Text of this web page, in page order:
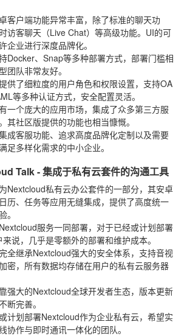
客户端功能异常丰富，除了标准的聊天功
访客聊天（Live Chat）等高级功能。UI的可
企业进行深度品牌化。
Docker、Snap等多种部署方式，部署门槛相
团队非常友好。
供了细粒度的用户角色和权限设置，支持OA
等多种认证方式，安全配置灵活。
一个庞大的应用市场，集成了众多第三方服
其社区版提供的功能也相当慷慨。
成客服功能、追求高度品牌化定制以及需要
足多样化需求的中小企业。
Talk - 集成于私有云套件的沟通工具
Nextcloud私有云办公套件的一部分，其安卓
历、任务等应用无缝集成，提供了高度统一
。
服务一同部署，对于已经或计划部署
说，几乎是零额外的部署和维护成本。
全继承Nextcloud强大的安全体系，支持音视
密，所有数据均存储在用户的私有云服务器
强大的Nextcloud全球开发者生态，版本更新
断完善。
计划部署Nextcloud作为企业私有云，希望实
协作与即时通讯一体化的团队。